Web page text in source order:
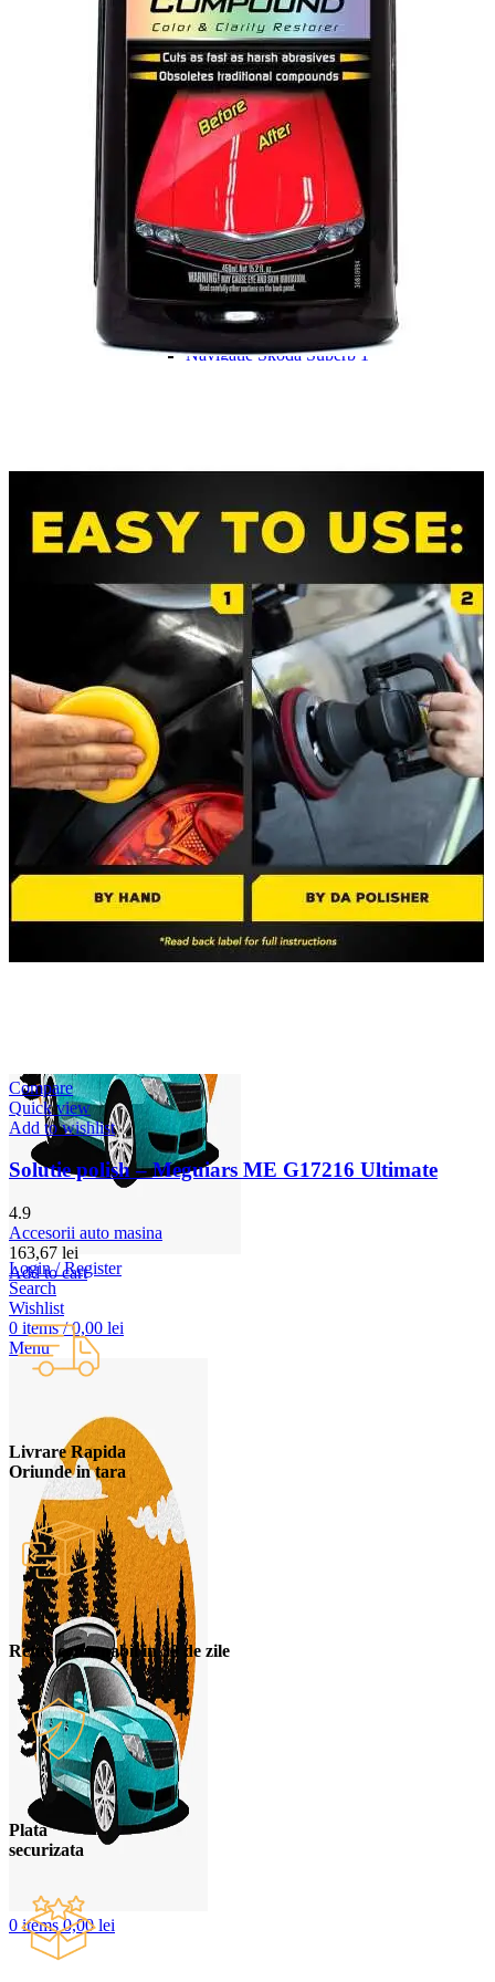
Navigație Mercedes W204
Navigație Mercedes W211
Navigație Mercedes Sprinter
Passat
Navigație Passat B5
Navigație Passat B5 5
Navigație Passat B6
Navigație Passat B7
Navigație Passat B8
Navigație Passat CC
Skoda
Navigație Skoda Fabia 1
Navigație Skoda Fabia 2
Navigație Skoda Octavia 1
Navigație Skoda Octavia 2
Navigație Skoda Octavia 3
Navigație Skoda Rapid
Navigație Skoda Superb 1
Peste 450 litri
Accesorii Dacia Duster 3
Accesorii Duster 2
Accesorii Dacia Jogger
Copertine auto
Incalzitor diesel
Antifurt masina
Despre Noi
Login / Register
Search
Wishlist
0 items / 0,00 lei
Menu
0items 0,00lei
Compare
Quick view
Add to wishlist
Solutie polish – Meguiars ME G17216 Ultimate
4.9
Accesorii auto masina
163,67 lei
Add to cart
Livrare Rapida
Oriunde in tara
Retur convenabil in 30 de zile
Plata
securizata